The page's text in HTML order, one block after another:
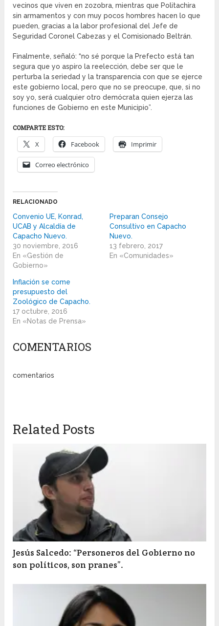
vecinos que viven en zozobra, mientras que Politachira
sin armamentos y con muy pocos hombres hacen lo que
pueden, gracias a la labor profesional del Jefe de
Seguridad Coronel Cabezas y el Comisionado Beltrán.
Finalmente, señaló: “no sé porque la Prefecto está tan
segura que yo aspiro la reelección, debe ser que le
perturba la seriedad y la transparencia con que se ejerce
este gobierno local, pero que no se preocupe, que, si no
soy yo, será cualquier otro demócrata quien ejerza las
funciones de Gobierno en este Municipio”.
COMPARTE ESTO:
X Facebook Imprimir
Correo electrónico
RELACIONADO
Convenio UE, Konrad,
UCAB y Alcaldía de
Capacho Nuevo.
30 noviembre, 2016
En «Gestión de
Gobierno»
Preparan Consejo
Consultivo en Capacho
Nuevo.
13 febrero, 2017
En «Comunidades»
Inflación se come
presupuesto del
Zoológico de Capacho.
17 octubre, 2016
En «Notas de Prensa»
COMENTARIOS
comentarios
Related Posts
Jesús Salcedo: “Personeros del Gobierno no
son políticos, son pranes”.